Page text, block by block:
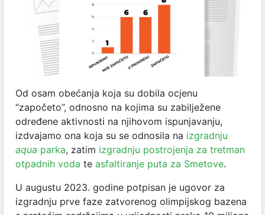
Od osam obećanja koja su dobila ocjenu
“započeto”, odnosno na kojima su zabilježene
određene aktivnosti na njihovom ispunjavanju,
izdvajamo ona koja su se odnosila na izgradnju
aqua parka, zatim izgradnju postrojenja za tretman
otpadnih voda te asfaltiranje puta za Smetove.
U augustu 2023. godine potpisan je ugovor za
izgradnju prve faze zatvorenog olimpijskog bazena